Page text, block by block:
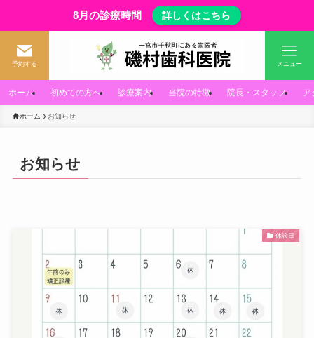
8月の診療時間 詳しくはこちら
予約する メニュー
ホーム 初めての方へ 診療案内 当院の特徴 院長・スタッフ ア
ホーム お知らせ
お知らせ
休診日